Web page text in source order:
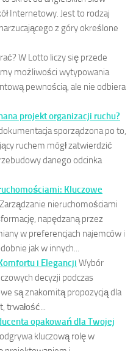
Internetowy. Jest to rodzaj
z góry określone
W Lotto liczy się przede
możliwości wytypowania
pewnością, ale nie odbiera
projekt organizacji ruchu?
sporządzona po to,
ruchem mógł zatwierdzić
danego odcinka
Kluczowe
Zarządzanie nieruchomościami
napędzaną przez
w preferencjach najemców i
jak w innych...
i Elegancji Wybór
decyzji podczas
są znakomitą propozycją dla
trwałość...
opakowań dla Twojej
kluczową rolę w